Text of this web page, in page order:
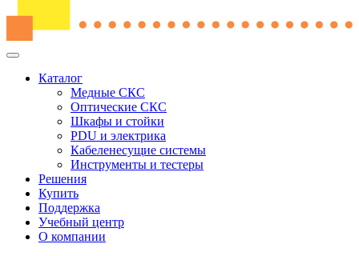
Каталог
Медные СКС
Оптические СКС
Шкафы и стойки
PDU и электрика
Кабеленесущие системы
Инструменты и тестеры
Решения
Купить
Поддержка
Учебный центр
О компании